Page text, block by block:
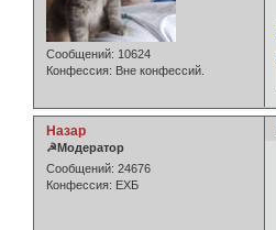
Сообщений: 10624
Конфессия: Вне конфессий.
Назар
☭Модератор
Сообщений: 24676
Конфессия: ЕХБ